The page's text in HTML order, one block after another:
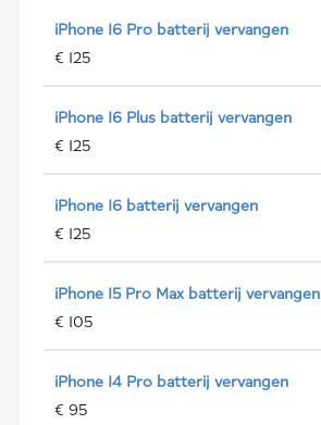
iPhone 16 Pro batterij vervangen
€ 125
iPhone 16 Plus batterij vervangen
€ 125
iPhone 16 batterij vervangen
€ 125
iPhone 15 Pro Max batterij vervangen
€ 105
iPhone 14 Pro batterij vervangen
€ 95